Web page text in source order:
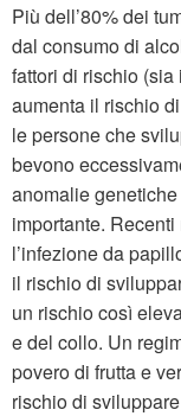
Più dell’80% dei
dal consumo di
fattori di rischio
aumenta il rischio
le persone che
bevono
anomalie
importante.
l’infezione da
il rischio di
un rischio così
e del collo. Un
povero di frutta e
rischio di